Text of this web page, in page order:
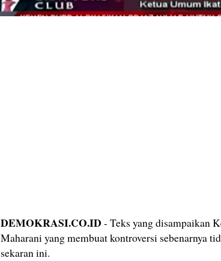
DEMOKRASI.CO.ID - Teks yang disampaikan
Maharani yang membuat kontroversi sebenarnya
sekaran ini.